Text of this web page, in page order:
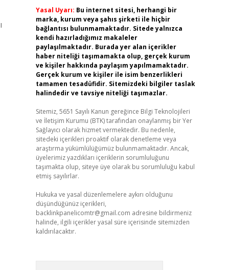
Yasal Uyarı: Bu internet sitesi, herhangi bir
marka, kurum veya şahıs şirketi ile hiçbir
bağlantısı bulunmamaktadır. Sitede yalnızca
kendi hazırladığımız makaleler
paylaşılmaktadır. Burada yer alan içerikler
haber niteliği taşımamakta olup, gerçek kurum
ve kişiler hakkında paylaşım yapılmamaktadır.
Gerçek kurum ve kişiler ile isim benzerlikleri
tamamen tesadüfidir. Sitemizdeki bilgiler taslak
halindedir ve tavsiye niteliği taşımazlar.
Sitemiz, 5651 Sayılı Kanun gereğince Bilgi Teknolojileri
ve İletişim Kurumu (BTK) tarafından onaylanmış bir Yer
Sağlayıcı olarak hizmet vermektedir. Bu nedenle,
sitedeki içerikleri proaktif olarak denetleme veya
araştırma yükümlülüğümüz bulunmamaktadır. Ancak,
üyelerimiz yazdıkları içeriklerin sorumluluğunu
taşımakta olup, siteye üye olarak bu sorumluluğu kabul
etmiş sayılırlar.
Hukuka ve yasal düzenlemelere aykırı olduğunu
düşündüğünüz içerikleri,
backlinkpanelicomtr@gmail.com adresine bildirmeniz
halinde, ilgili içerikler yasal süre içerisinde sitemizden
kaldırılacaktır.